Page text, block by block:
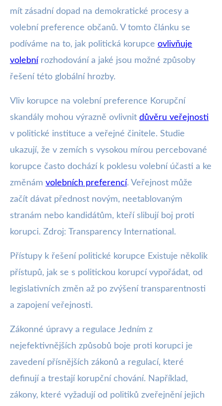
mít zásadní dopad na demokratické procesy a
volební preference občanů. V tomto článku se
podíváme na to, jak politická korupce ovlivňuje
volební rozhodování a jaké jsou možné způsoby
řešení této globální hrozby.
Vliv korupce na volební preference Korupční
skandály mohou výrazně ovlivnit důvěru veřejnosti
v politické instituce a veřejné činitele. Studie
ukazují, že v zemích s vysokou mírou percebované
korupce často dochází k poklesu volební účasti a ke
změnám volebních preferencí. Veřejnost může
začít dávat přednost novým, neetablovaným
stranám nebo kandidátům, kteří slibují boj proti
korupci. Zdroj: Transparency International.
Přístupy k řešení politické korupce Existuje několik
přístupů, jak se s politickou korupcí vypořádat, od
legislativních změn až po zvýšení transparentnosti
a zapojení veřejnosti.
Zákonné úpravy a regulace Jedním z
nejefektivnějších způsobů boje proti korupci je
zavedení přísnějších zákonů a regulací, které
definují a trestají korupční chování. Například,
zákony, které vyžadují od politiků zveřejnění jejich